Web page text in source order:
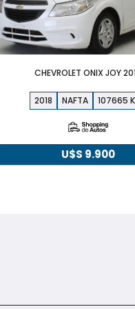
CHEVROLET ONIX JOY
2018 NAFTA 107665
U$S 9.900